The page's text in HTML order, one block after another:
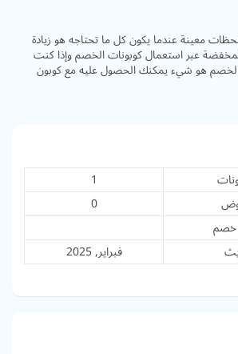
معينة عندما يكون كل ما تحتاجه هو زيادة
عبر استعمال كوبونات الخصم وإذا كنت
هو شيء يمكنك الحصول عليه مع كوبون
1
0
خصم
فبراير, 2025